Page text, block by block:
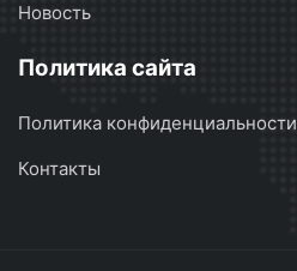
Новость
Политика сайта
Политика конфиденциальности
Контакты